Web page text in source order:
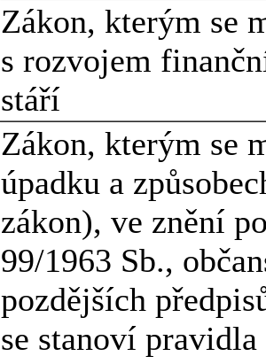
Zákon, kterým se
s rozvojem
stáří
Zákon, kterým se
úpadku a
zákon), ve znění
99/1963 Sb.,
pozdějších
se stanoví